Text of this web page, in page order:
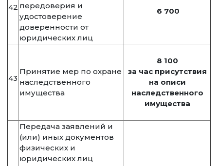
42 передоверия и
удостоверение
доверенности от
юридических лиц
6 700
43
Принятие мер по охране
наследственного
имущества
8 100
за час присутствия
на описи
наследственного
имущества
Передача заявлений и
(или) иных документов
физических и
юридических лиц